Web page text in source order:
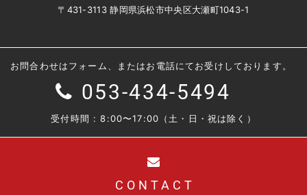
〒431-3113 静岡県浜松市中央区大瀬町1043-1
お問合わせはフォーム、またはお電話にてお受けしております。
053-434-5494
受付時間 : 8:00〜17:00（土・日・祝は除く）
CONTACT